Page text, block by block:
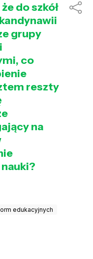
do szkół
grupy
co
reszty
na
edukacyjnych